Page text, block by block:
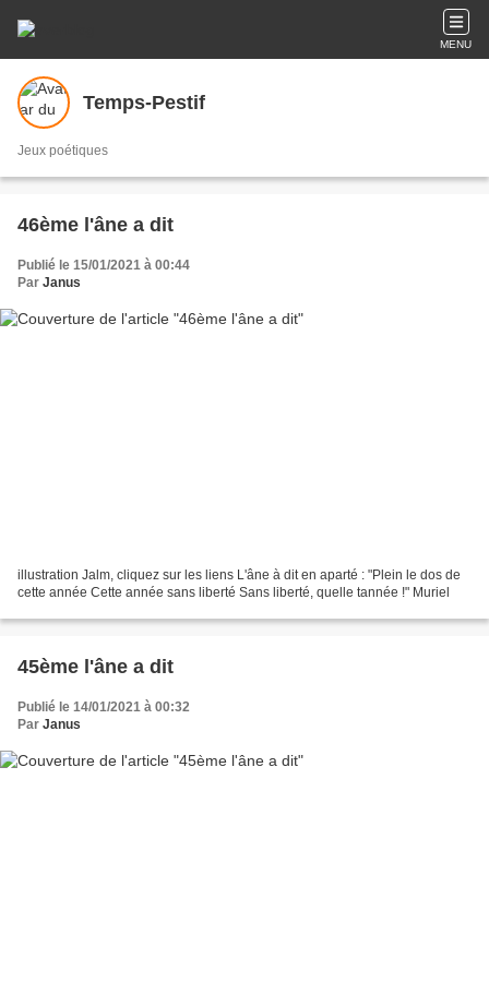
MENU
Temps-Pestif
Jeux poétiques
46ème l'âne a dit
Publié le 15/01/2021 à 00:44
Par Janus
illustration Jalm, cliquez sur les liens L'âne à dit en aparté : "Plein le dos de
cette année Cette année sans liberté Sans liberté, quelle tannée !" Muriel
45ème l'âne a dit
Publié le 14/01/2021 à 00:32
Par Janus